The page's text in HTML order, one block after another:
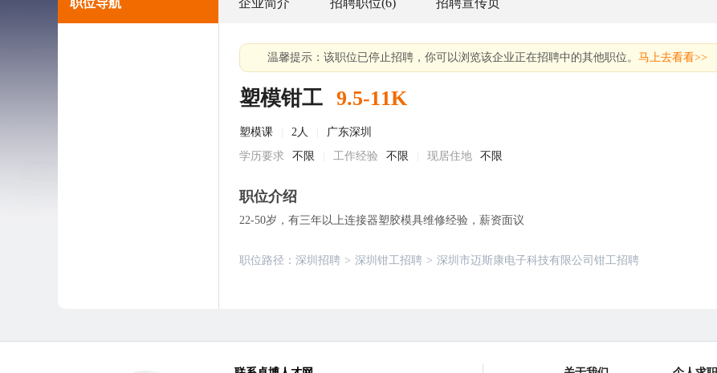
职位导航 企业简介 招聘职位(6) 招聘宣传页
温馨提示：该职位已停止招聘，你可以浏览该企业正在招聘中的其他职位。 马上去看看>>
塑模钳工 9.5-11K
塑模课 2人
广东深圳
学历要求
不限 工作经验 不限 现居住地 不限
职位介绍
22-50岁，有三年以上连接器塑胶模具维修经验，薪资面议
职位路径： 深圳招聘 > 深圳钳工招聘 > 深圳市迈斯康电子科技有限公司钳工招聘